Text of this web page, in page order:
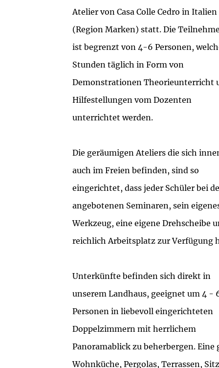
Atelier von Casa Colle Cedro in Italien
(Region Marken) statt. Die
ist begrenzt von 4-6 Personen,
Stunden täglich in Form von
Demonstrationen Theorieunterricht
Hilfestellungen vom Dozenten
unterrichtet werden.
Die geräumigen Ateliers die sich
auch im Freien befinden, sind so
eingerichtet, dass jeder Schüler bei
angebotenen Seminaren, sein
Werkzeug, eine eigene Drehscheibe
reichlich Arbeitsplatz zur Verfügung
Unterkünfte befinden sich direkt in
unserem Landhaus, geeignet um 4 -
Personen in liebevoll eingerichteten
Doppelzimmern mit herrlichem
Panoramablick zu beherbergen. Eine
Wohnküche, Pergolas, Terrassen,